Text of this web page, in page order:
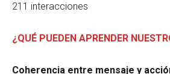
211 interacciones
¿QUÉ PUEDEN APRENDER
Coherencia entre mensaje y